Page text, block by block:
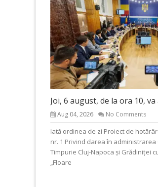
Joi, 6 august, de la ora 10, va
Aug 04, 2026 No Comments
Iată ordinea de zi Proiect de
nr. 1 Privind darea în
Timpurie Cluj-Napoca și Grădiniței
„Floare